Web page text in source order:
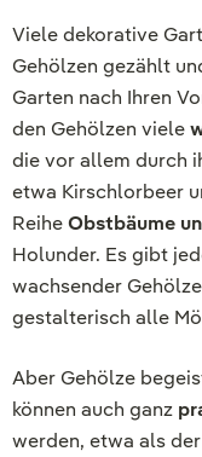
Viele dekorative
Gehölzen gezählt
Garten nach Ihren
den Gehölzen viele
die vor allem durch
etwa Kirschlorbeer
ReiheObstbäume
Holunder. Es gibt
wachsender
gestalterisch alle
Aber Gehölze
können auch ganz
werden, etwa als